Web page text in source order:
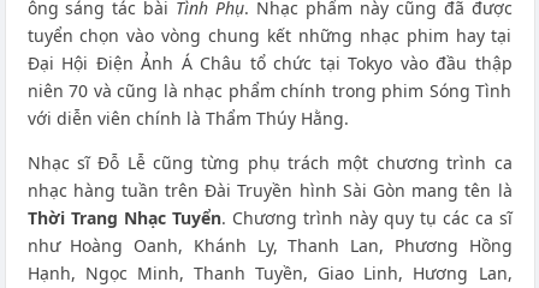
ông sáng tác bài Tình Phụ. Nhạc phẩm này cũng đã được
tuyển chọn vào vòng chung kết những nhạc phim hay tại
Đại Hội Điện Ảnh Á Châu tổ chức tại Tokyo vào đầu thập
niên 70 và cũng là nhạc phẩm chính trong phim Sóng Tình
với diễn viên chính là Thẩm Thúy Hằng.
Nhạc sĩ Đỗ Lễ cũng từng phụ trách một chương trình ca
nhạc hàng tuần trên Đài Truyền hình Sài Gòn mang tên là
Thời Trang Nhạc Tuyển. Chương trình này quy tụ các ca sĩ
như Hoàng Oanh, Khánh Ly, Thanh Lan, Phương Hồng
Hạnh, Ngọc Minh, Thanh Tuyền, Giao Linh, Hương Lan,